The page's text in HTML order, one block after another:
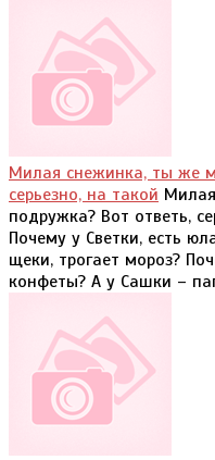
Милая снежинка, ты же
серьезно, на такой
подружка? Вот ответь,
Почему у Светки, есть
щеки, трогает мороз?
конфеты? А у Сашки –